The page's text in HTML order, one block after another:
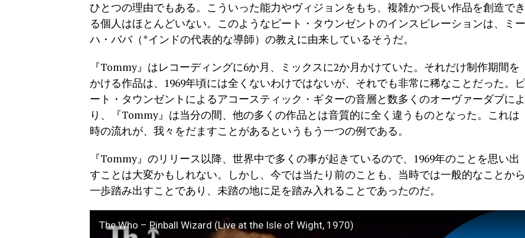
ひとつの理由でもある。こういった能力やヴィジョンをもち、複雑かつ長い作品を創造でき
る個人はほとんどいない。このようなピート・タウンゼントのインスピレーションは、ミー
ハ・ババ（*インドの代表的な導師）の教えに由来しているそうだ。
『Tommy』はレコーディングに6か月、ミックスに2か月かけていた。それだけ制作期間を
かける作品は、1969年頃には全くないわけではないが、それでも非常に稀なことだった。ピ
ート・タウンゼントによるアコースティック・ギターの音層と数多くのオーヴァーダブによ
り、『Tommy』は当分の間、他の多くの作品とは音質的に全く違うものとなった。これは
時の流れが、我々をだますことがあるというもう一つの例である。
『Tommy』のリリース以降、世界中で多くの事が起きているので、1969年のことを思い出
すことは大変かもしれない。しかし、今では当たり前のことも、当時では一般的なことから
一歩踏み出すことであり、未踏の地に足を踏み入れることであったのだ。
The Who – Pinball Wizard (Live at the Isle of Wight, 1970)